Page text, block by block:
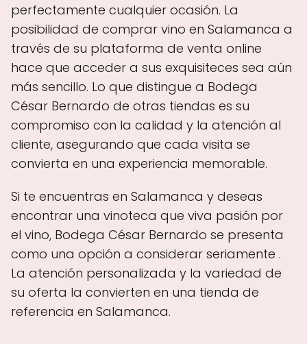
perfectamente cualquier ocasión. La
posibilidad de comprar vino en Salamanca a
través de su plataforma de venta online
hace que acceder a sus exquisiteces sea aún
más sencillo. Lo que distingue a Bodega
César Bernardo de otras tiendas es su
compromiso con la calidad y la atención al
cliente, asegurando que cada visita se
convierta en una experiencia memorable.
Si te encuentras en Salamanca y deseas
encontrar una vinoteca que viva pasión por
el vino, Bodega César Bernardo se presenta
como una opción a considerar seriamente .
La atención personalizada y la variedad de
su oferta la convierten en una tienda de
referencia en Salamanca.